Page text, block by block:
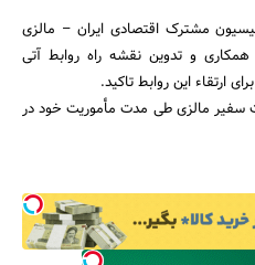
مشترک اقتصادی ایران – مالزی
و تدوین نقشه راه روابط آتی
این روابط تاکید.
سفیر مالزی طی مدت مأموریت خود در